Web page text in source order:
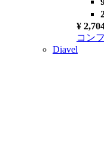
¥
コン
Diavel